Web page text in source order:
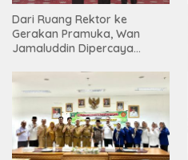
Dari Ruang Rektor ke
Gerakan Pramuka, Wan
Jamaluddin Dipercaya